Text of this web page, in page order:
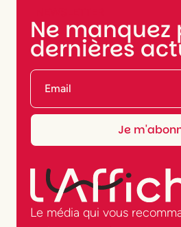
Ne manquez
dernières
Le média qui vous